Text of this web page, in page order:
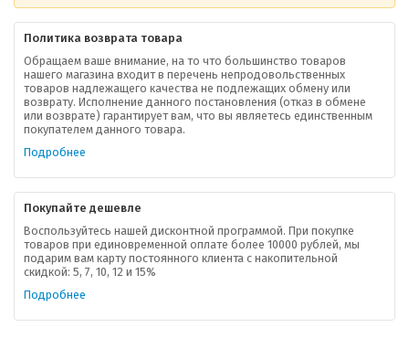
Политика возврата товара
Обращаем ваше внимание, на то что большинство товаров
нашего магазина входит в перечень непродовольственных
товаров надлежащего качества не подлежащих обмену или
возврату. Исполнение данного постановления (отказ в обмене
или возврате) гарантирует вам, что вы являетесь единственным
покупателем данного товара.
Подробнее
Покупайте дешевле
Воспользуйтесь нашей дисконтной программой. При покупке
товаров при единовременной оплате более 10000 рублей, мы
подарим вам карту постоянного клиента с накопительной
скидкой: 5, 7, 10, 12 и 15%
Подробнее
О компании
Ваша скидка
Контактная информация
В помощь покупателю
Форма обратной связи